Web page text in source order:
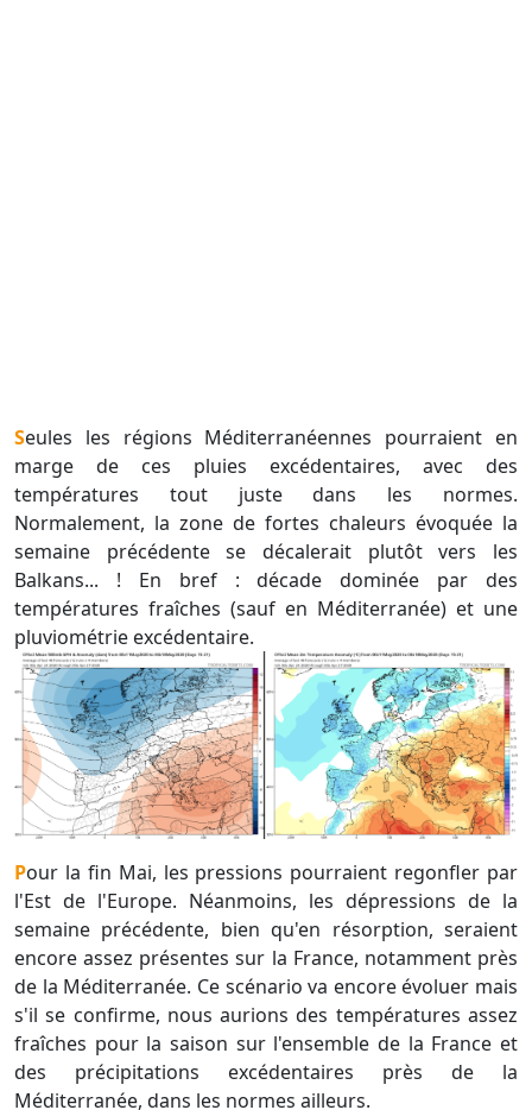
Seules les régions Méditerranéennes pourraient en
marge de ces pluies excédentaires, avec des
températures tout juste dans les normes.
Normalement, la zone de fortes chaleurs évoquée la
semaine précédente se décalerait plutôt vers les
Balkans... ! En bref : décade dominée par des
températures fraîches (sauf en Méditerranée) et une
pluviométrie excédentaire.
Pour la fin Mai, les pressions pourraient regonfler par
l'Est de l'Europe. Néanmoins, les dépressions de la
semaine précédente, bien qu'en résorption, seraient
encore assez présentes sur la France, notamment près
de la Méditerranée. Ce scénario va encore évoluer mais
s'il se confirme, nous aurions des températures assez
fraîches pour la saison sur l'ensemble de la France et
des précipitations excédentaires près de la
Méditerranée, dans les normes ailleurs.